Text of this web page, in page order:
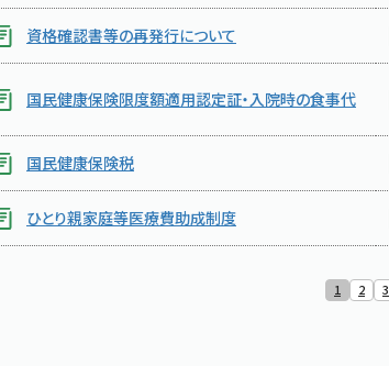
資格確認書等の再発行について
国民健康保険限度額適用認定証・入院時の食事代
国民健康保険税
ひとり親家庭等医療費助成制度
1 2 3